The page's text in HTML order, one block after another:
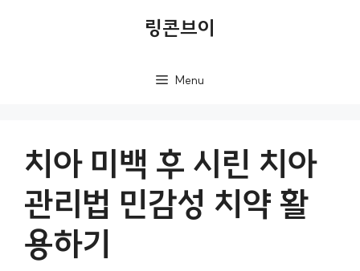
링콘브이
Menu
치아 미백 후 시린 치아
관리법 민감성 치약 활
용하기